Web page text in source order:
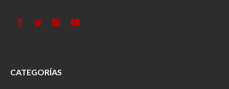
CATEGORÍAS